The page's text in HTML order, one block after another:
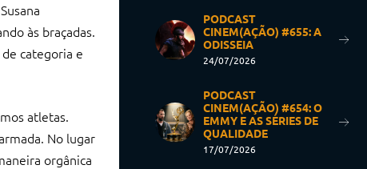
às braçadas.
categoria e
atletas.
No lugar
orgânica
PODCAST
CINEM(AÇÃO) #655: A
ODISSEIA
24/07/2026
PODCAST
CINEM(AÇÃO) #654: O
EMMY E AS SÉRIES DE
QUALIDADE
17/07/2026